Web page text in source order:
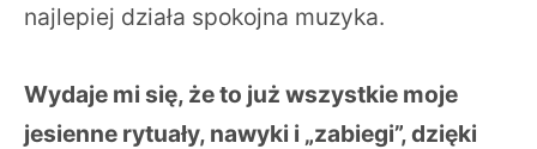
najlepiej działa spokojna muzyka.
Wydaje mi się, że to już wszystkie moje
jesienne rytuały, nawyki i „zabiegi”, dzięki